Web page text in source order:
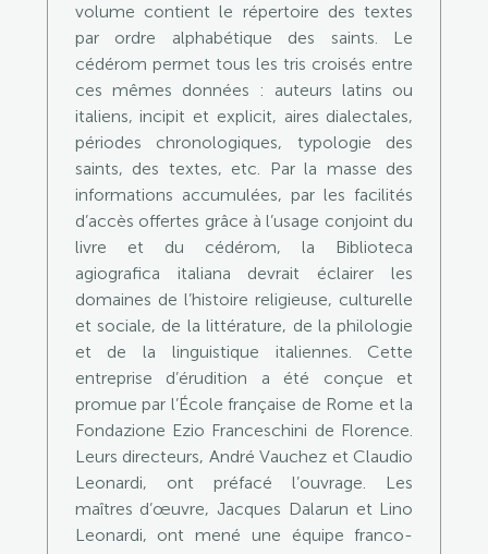
volume contient le répertoire des textes
par ordre alphabétique des saints. Le
cédérom permet tous les tris croisés entre
ces mêmes données : auteurs latins ou
italiens, incipit et explicit, aires dialectales,
périodes chronologiques, typologie des
saints, des textes, etc. Par la masse des
informations accumulées, par les facilités
d’accès offertes grâce à l’usage conjoint du
livre et du cédérom, la Biblioteca
agiografica italiana devrait éclairer les
domaines de l’histoire religieuse, culturelle
et sociale, de la littérature, de la philologie
et de la linguistique italiennes. Cette
entreprise d’érudition a été conçue et
promue par l’École française de Rome et la
Fondazione Ezio Franceschini de Florence.
Leurs directeurs, André Vauchez et Claudio
Leonardi, ont préfacé l’ouvrage. Les
maîtres d’œuvre, Jacques Dalarun et Lino
Leonardi, ont mené une équipe franco-